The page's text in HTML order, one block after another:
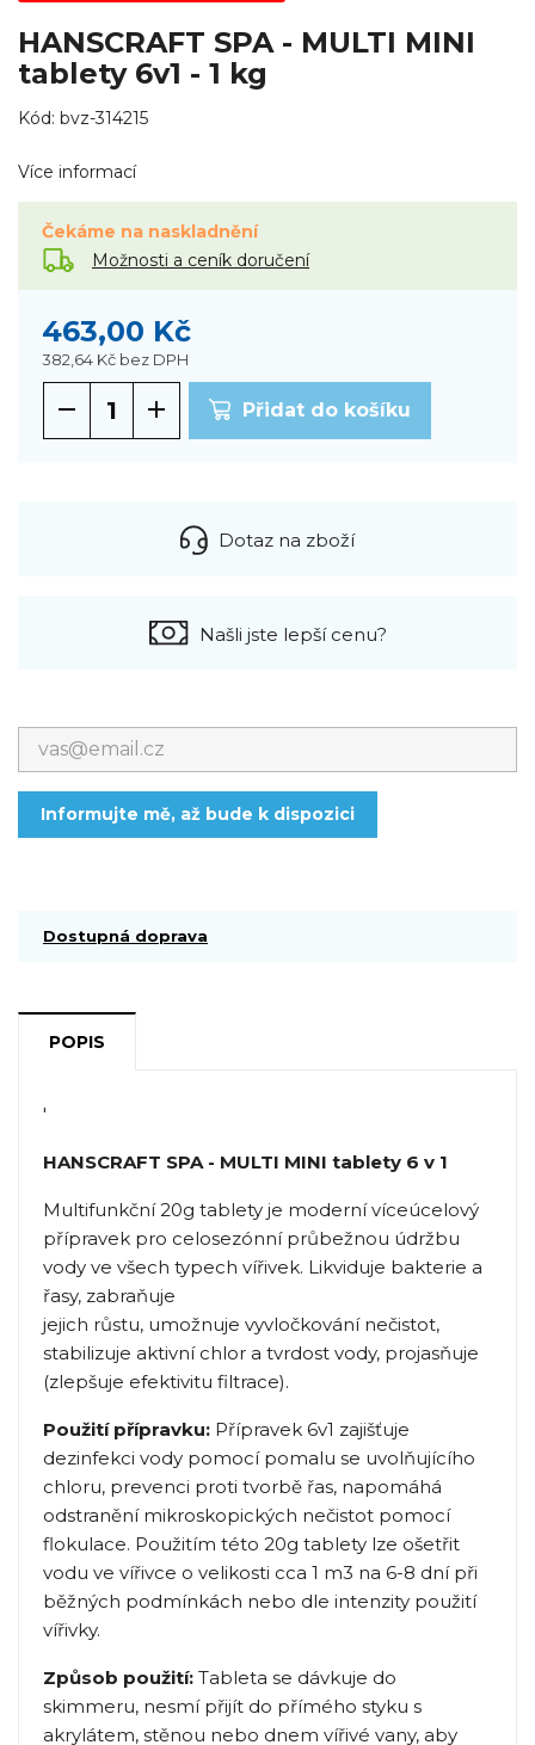
HANSCRAFT SPA - MULTI MINI
tablety 6v1 - 1 kg
Kód: bvz-314215
Více informací
Čekáme na naskladnění
Možnosti a ceník doručení
463,00 Kč
382,64 Kč bez DPH
Přidat do košíku
Dotaz na zboží
Našli jste lepší cenu?
Informujte mě, až bude k dispozici
Dostupná doprava
POPIS
'
HANSCRAFT SPA - MULTI MINI tablety 6 v 1
Multifunkční 20g tablety je moderní víceúcelový
přípravek pro celosezónní průbežnou údržbu
vody ve všech typech vířivek. Likviduje bakterie a
řasy, zabraňuje
jejich růstu, umožnuje vyvločkování nečistot,
stabilizuje aktivní chlor a tvrdost vody, projasňuje
(zlepšuje efektivitu filtrace).
Použití přípravku: Přípravek 6v1 zajišťuje
dezinfekci vody pomocí pomalu se uvolňujícího
chloru, prevenci proti tvorbě řas, napomáhá
odstranění mikroskopických nečistot pomocí
flokulace. Použitím této 20g tablety lze ošetřit
vodu ve vířivce o velikosti cca 1 m3 na 6-8 dní při
běžných podmínkách nebo dle intenzity použití
vířivky.
Způsob použití: Tableta se dávkuje do
skimmeru, nesmí přijít do přímého styku s
akrylátem, stěnou nebo dnem vířivé vany, aby